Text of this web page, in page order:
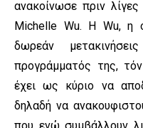
ανακοίνωσε πριν
Michelle Wu. Η Wu, η
δωρεάν
προγράμματός της,
έχει ως κύριο να
δηλαδή να